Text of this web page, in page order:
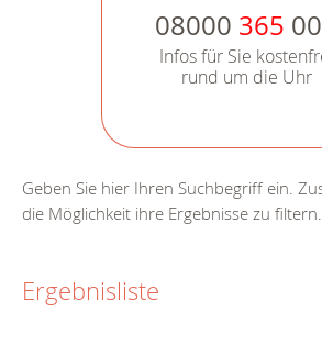
08000 365
Infos für Sie
rund um die Uhr
Geben Sie hier Ihren Suchbegriff ein.
die Möglichkeit ihre Ergebnisse zu filtern.
Ergebnisliste